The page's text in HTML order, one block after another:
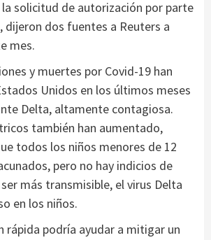
solicitud de autorización por parte
dijeron dos fuentes a Reuters a
mes.
y muertes por Covid-19 han
Unidos en los últimos meses
Delta, altamente contagiosa.
también han aumentado,
todos los niños menores de 12
pero no hay indicios de
más transmisible, el virus Delta
en los niños.
rápida podría ayudar a mitigar un